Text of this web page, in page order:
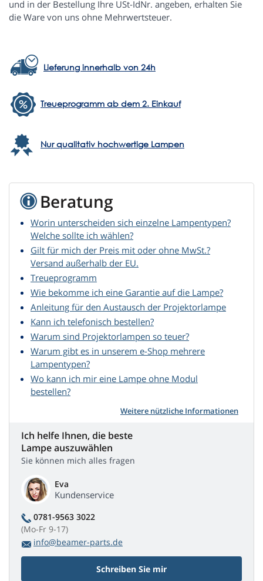
und in der Bestellung Ihre USt-IdNr. angeben, erhalten Sie
die Ware von uns ohne Mehrwertsteuer.
Lieferung innerhalb von 24h
Treueprogramm ab dem 2. Einkauf
Nur qualitativ hochwertige Lampen
Beratung
Worin unterscheiden sich einzelne Lampentypen?
Welche sollte ich wählen?
Gilt für mich der Preis mit oder ohne MwSt.?
Versand außerhalb der EU.
Treueprogramm
Wie bekomme ich eine Garantie auf die Lampe?
Anleitung für den Austausch der Projektorlampe
Kann ich telefonisch bestellen?
Warum sind Projektorlampen so teuer?
Warum gibt es in unserem e-Shop mehrere
Lampentypen?
Wo kann ich mir eine Lampe ohne Modul
bestellen?
Weitere nützliche Informationen
Ich helfe Ihnen, die beste
Lampe auszuwählen
Sie können mich alles fragen
Eva
Kundenservice
0781-9563 3022
(Mo-Fr 9-17)
info@beamer-parts.de
Schreiben Sie mir